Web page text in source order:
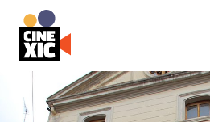
CineXic